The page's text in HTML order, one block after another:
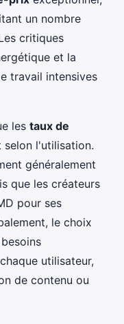
un nombre
critiques
et la
travail intensives
les taux de
selon l'utilisation.
généralement
que les créateurs
pour ses
le choix
utilisateur,
de contenu ou